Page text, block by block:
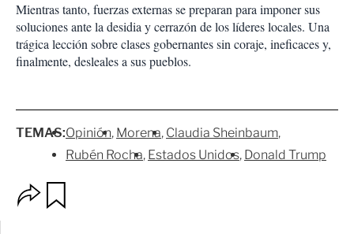
Mientras tanto, fuerzas externas se preparan para imponer sus
soluciones ante la desidia y cerrazón de los líderes locales. Una
trágica lección sobre clases gobernantes sin coraje, ineficaces y,
finalmente, desleales a sus pueblos.
TEMAS:Opinión Morena Claudia Sheinbaum
Rubén Rocha Estados Unidos Donald Trump
p